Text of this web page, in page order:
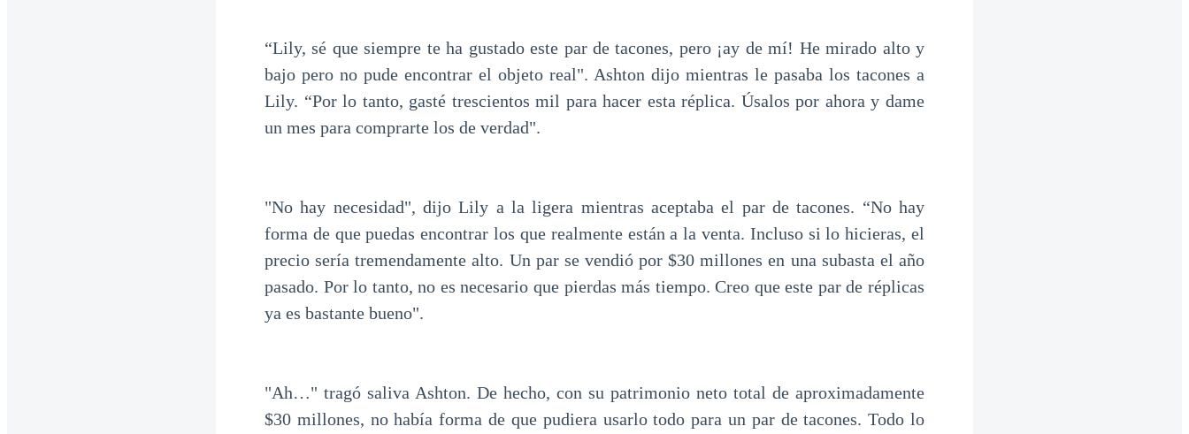
“Lily, sé que siempre te ha gustado este par de tacones, pero ¡ay de mí! He mirado alto y
bajo pero no pude encontrar el objeto real". Ashton dijo mientras le pasaba los tacones a
Lily. “Por lo tanto, gasté trescientos mil para hacer esta réplica. Úsalos por ahora y dame
un mes para comprarte los de verdad".
"No hay necesidad", dijo Lily a la ligera mientras aceptaba el par de tacones. “No hay
forma de que puedas encontrar los que realmente están a la venta. Incluso si lo hicieras, el
precio sería tremendamente alto. Un par se vendió por $30 millones en una subasta el año
pasado. Por lo tanto, no es necesario que pierdas más tiempo. Creo que este par de réplicas
ya es bastante bueno".
"Ah…" tragó saliva Ashton. De hecho, con su patrimonio neto total de aproximadamente
$30 millones, no había forma de que pudiera usarlo todo para un par de tacones. Todo lo